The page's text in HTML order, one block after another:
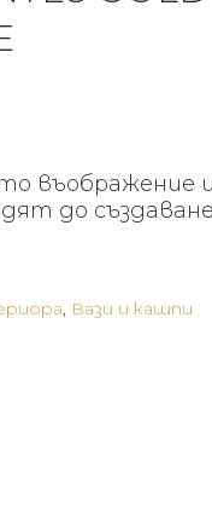
до
, Вази и кашпи